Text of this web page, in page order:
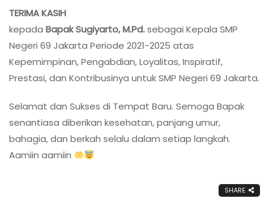
TERIMA KASIH
kepada Bapak Sugiyarto, M.Pd.sebagai Kepala SMP
Negeri 69 Jakarta Periode 2021-2025 atas
Kepemimpinan, Pengabdian, Loyalitas, Inspiratif,
Prestasi, dan Kontribusinya untuk SMP Negeri 69 Jakarta.
Selamat dan Sukses di Tempat Baru. Semoga Bapak
senantiasa diberikan kesehatan, panjang umur,
bahagia, dan berkah selalu dalam setiap langkah.
Aamiin aamiin
SHARE